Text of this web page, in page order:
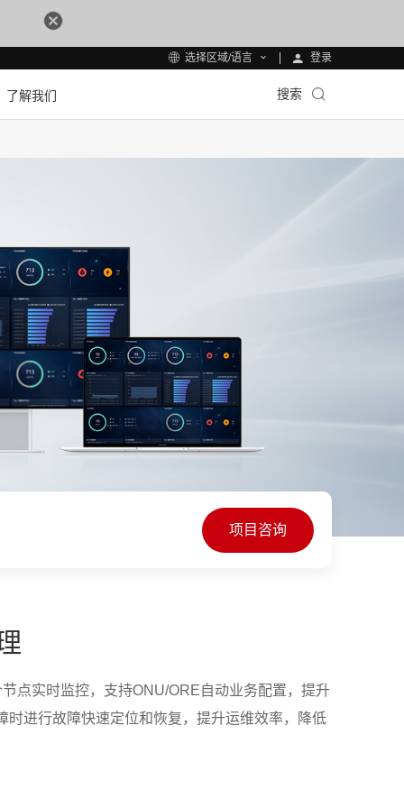
选择区域/语言 登录
了解我们 搜索
项目咨询
点实时监控，支持ONU/ORE自动业务配置，提升
进行故障快速定位和恢复，提升运维效率，降低